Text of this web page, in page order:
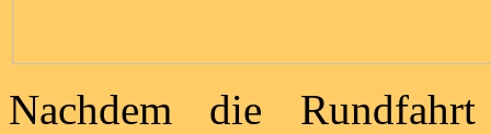
Nachdem die